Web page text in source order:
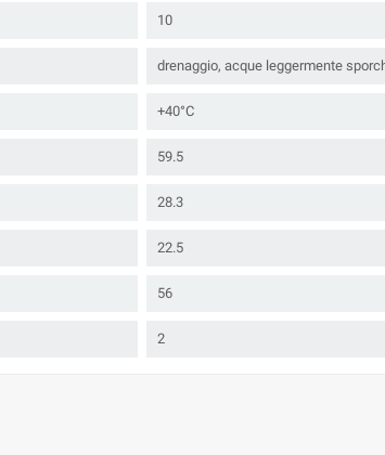
10
drenaggio, acque leggermente
+40°C
59.5
28.3
22.5
56
2